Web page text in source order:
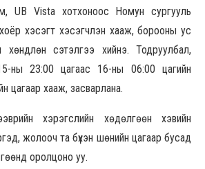
UB Vista хотхоноос Номун сургууль
хэсэгт хэсэгчлэн хааж, борооны ус
хөндлөн сэтэлгээ хийнэ. Тодруулбал,
ны 23:00 цагаас 16-ны 06:00 цагийн
цагаар хааж, засварлана.
хэрэгслийн хөдөлгөөн хэвийн
жолооч та бүхэн шөнийн цагаар бусад
оролцоно уу.